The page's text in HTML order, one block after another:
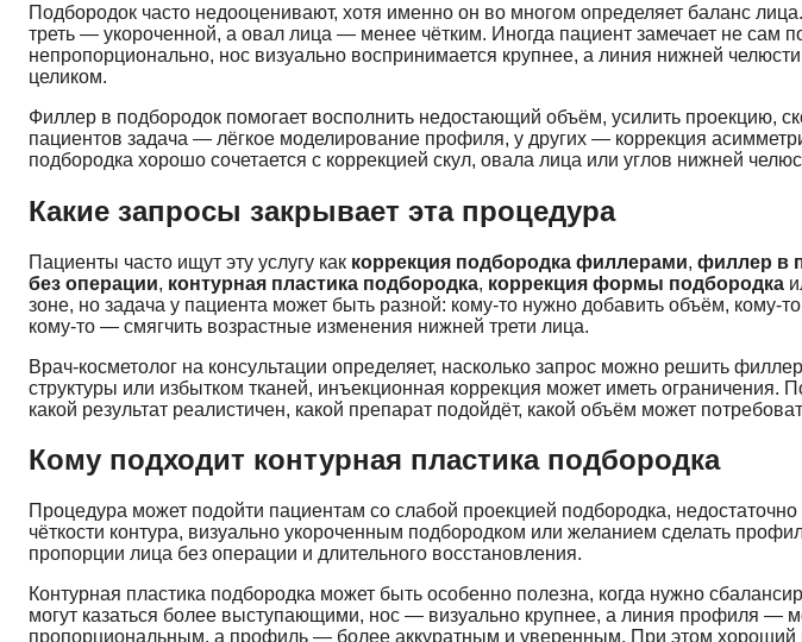
Подбородок часто недооценивают, хотя именно он во многом определяет баланс
треть — укороченной, а овал лица — менее чётким. Иногда пациент замечает не
непропорционально, нос визуально воспринимается крупнее, а линия нижней
целиком.
Филлер в подбородок помогает восполнить недостающий объём, усилить проекцию,
пациентов задача — лёгкое моделирование профиля, у других — коррекция
подбородка хорошо сочетается с коррекцией скул, овала лица или углов нижней
Какие запросы закрывает эта процедура
Пациенты часто ищут эту услугу как коррекция подбородка филлерами, филлер в
без операции, контурная пластика подбородка, коррекция формы подбородка
зоне, но задача у пациента может быть разной: кому-то нужно добавить объём,
кому-то — смягчить возрастные изменения нижней трети лица.
Врач-косметолог на консультации определяет, насколько запрос можно решить
структуры или избытком тканей, инъекционная коррекция может иметь ограничения.
какой результат реалистичен, какой препарат подойдёт, какой объём может
Кому подходит контурная пластика подбородка
Процедура может подойти пациентам со слабой проекцией подбородка,
чёткости контура, визуально укороченным подбородком или желанием сделать
пропорции лица без операции и длительного восстановления.
Контурная пластика подбородка может быть особенно полезна, когда нужно
могут казаться более выступающими, нос — визуально крупнее, а линия профиля —
пропорциональным, а профиль — более аккуратным и уверенным. При этом хороший